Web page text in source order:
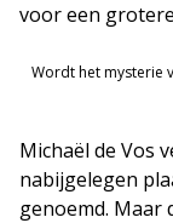
voor een
Wordt het mysterie
Michaël de Vos
nabijgelegen
genoemd. Maar